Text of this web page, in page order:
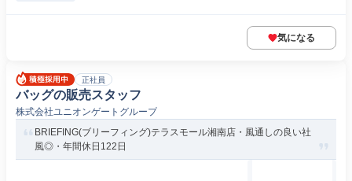
気になる
正社員
バッグの販売スタッフ
株式会社ユニオンゲートグループ
BRIEFING(ブリーフィング)テラスモール湘南店・風通しの良い社
風◎・年間休日122日